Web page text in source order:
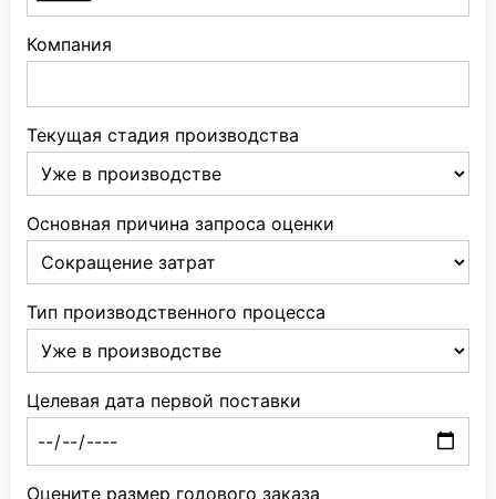
Компания
Текущая стадия производства
Основная причина запроса оценки
Тип производственного процесса
Целевая дата первой поставки
Оцените размер годового заказа